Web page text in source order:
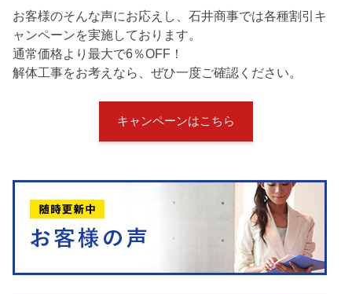
お客様のそんな声にお応えし、石井商事では各種割引キ
ャンペーンを実施しております。
通常価格より最大で6％OFF！
解体工事をお考えなら、ぜひ一度ご確認ください。
キャンペーンはこちら